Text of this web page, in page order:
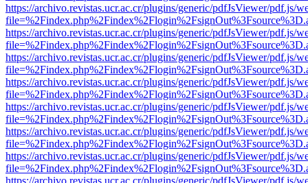
https://archivo.revistas.ucr.ac.cr/plugins/generic/pdfJsViewer/pdf.js/
https://archivo.revistas.ucr.ac.cr/plugins/generic/pdfJsViewer/pdf.js/
https://archivo.revistas.ucr.ac.cr/plugins/generic/pdfJsViewer/pdf.js/
https://archivo.revistas.ucr.ac.cr/plugins/generic/pdfJsViewer/pdf.js/
https://archivo.revistas.ucr.ac.cr/plugins/generic/pdfJsViewer/pdf.js/
https://archivo.revistas.ucr.ac.cr/plugins/generic/pdfJsViewer/pdf.js/
https://archivo.revistas.ucr.ac.cr/plugins/generic/pdfJsViewer/pdf.js/
https://archivo.revistas.ucr.ac.cr/plugins/generic/pdfJsViewer/pdf.js/